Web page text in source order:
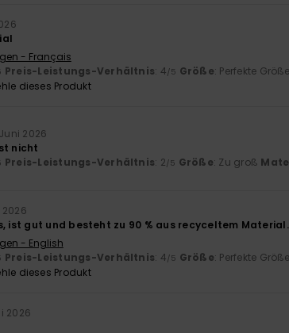
- Français
Preis-Leistungs-Verhältnis: 4/5 Größe: Perfekte Größe
dieses Produkt
2026
nicht
Preis-Leistungs-Verhältnis: 2/5 Größe: Zu groß
2026
ist gut und besteht zu 90 % aus recyceltem
- English
Preis-Leistungs-Verhältnis: 4/5 Größe: Perfekte Größe
dieses Produkt
2026